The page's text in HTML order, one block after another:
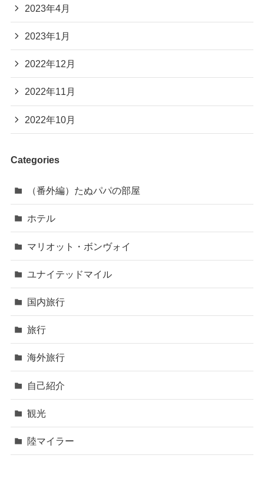
2023年4月
2023年1月
2022年12月
2022年11月
2022年10月
Categories
（番外編）たぬパパの部屋
ホテル
マリオット・ボンヴォイ
ユナイテッドマイル
国内旅行
旅行
海外旅行
自己紹介
観光
陸マイラー